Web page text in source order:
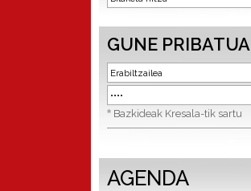
GUNE PRIBATUA
* Bazkideak Kresala-tik sartu
AGENDA